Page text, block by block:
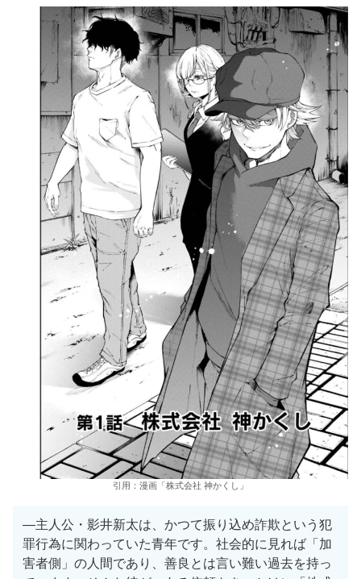
引用：漫画「株式会社 神かくし」
—主人公・影井新太は、かつて振り込め詐欺という犯
罪行為に関わっていた青年です。社会的に見れば「加
害者側」の人間であり、善良とは言い難い過去を持っ